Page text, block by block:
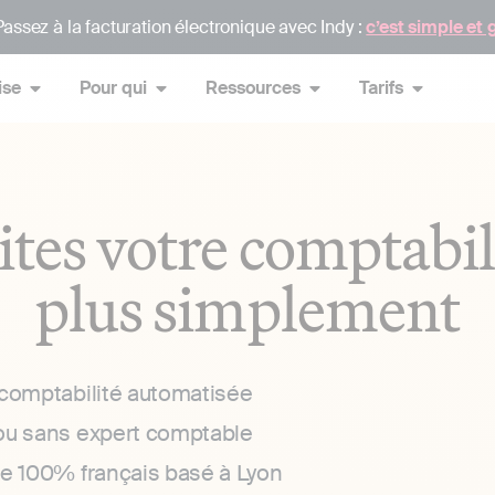
à la facturation électronique avec Indy :c’est simple et
Pour qui Ressources Tarifs
votre
plus simplement
automatisée
sans expert comptable
100% français basé à Lyon